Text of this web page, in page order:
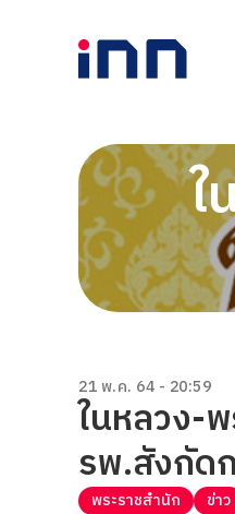
21 พ.ค. 64 - 20:59
ในหลวง-
รพ.สังกัด
พระราชสำนัก ข่าว